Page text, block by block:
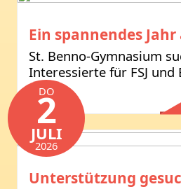
Ein spannendes
St. Benno-Gymnasium
Interessierte für FSJ und
DO
2
JULI
2026
Unterstützung